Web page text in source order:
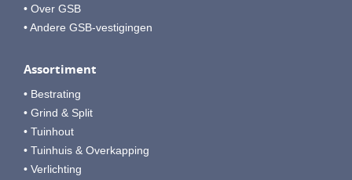
• Over GSB
• Andere GSB-vestigingen
Assortiment
• Bestrating
• Grind & Split
• Tuinhout
• Tuinhuis & Overkapping
• Verlichting